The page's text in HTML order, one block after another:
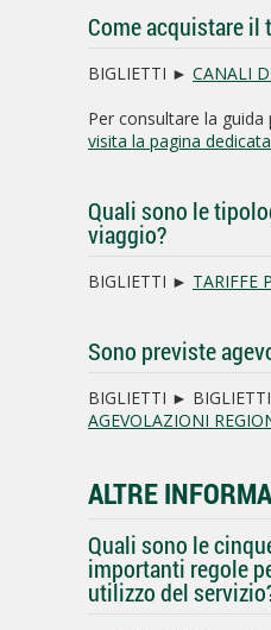
Come acquistare
BIGLIETTI ► CANALI
Per consultare la
visita la pagina dedicata
Quali sono le
viaggio?
BIGLIETTI ► TARIFFE
Sono previste
BIGLIETTI ►
AGEVOLAZIONI
ALTRE
Quali sono le
importanti regole
utilizzo del